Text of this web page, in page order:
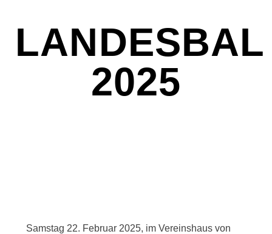
2025
Samstag 22. Februar 2025, im Vereinshaus von